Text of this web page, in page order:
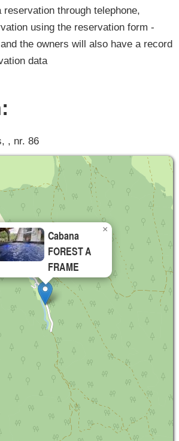
reservation through telephone,
using the reservation form -
the owners will also have a record
data
, nr. 86
Cabana
FOREST A
FRAME
×